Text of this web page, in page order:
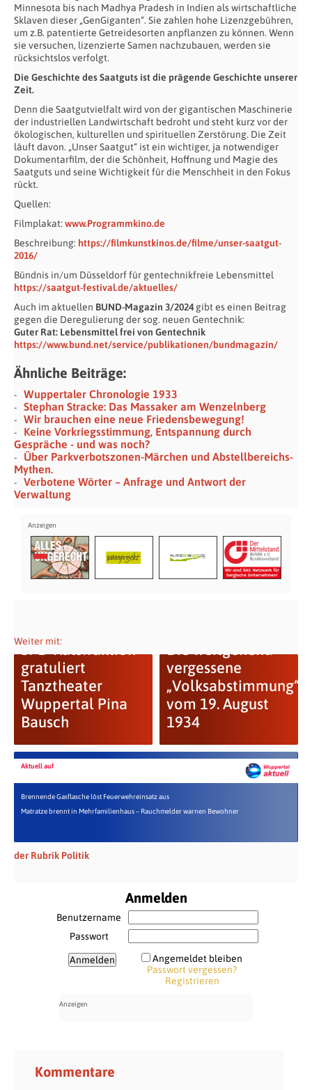
Minnesota bis nach Madhya Pradesh in Indien als wirtschaftliche
Sklaven dieser „GenGiganten“. Sie zahlen hohe Lizenzgebühren,
um z.B. patentierte Getreidesorten anpflanzen zu können. Wenn
sie versuchen, lizenzierte Samen nachzubauen, werden sie
rücksichtslos verfolgt.
Die Geschichte des Saatguts ist die prägende Geschichte unserer
Zeit.
Denn die Saatgutvielfalt wird von der gigantischen Maschinerie
der industriellen Landwirtschaft bedroht und steht kurz vor der
ökologischen, kulturellen und spirituellen Zerstörung. Die Zeit
läuft davon. „Unser Saatgut“ ist ein wichtiger, ja notwendiger
Dokumentarfilm, der die Schönheit, Hoffnung und Magie des
Saatguts und seine Wichtigkeit für die Menschheit in den Fokus
rückt.
Quellen:
Filmplakat: www.Programmkino.de
Beschreibung: https://filmkunstkinos.de/filme/unser-saatgut-
2016/
Bündnis in/um Düsseldorf für gentechnikfreie Lebensmittel
https://saatgut-festival.de/aktuelles/
Auch im aktuellen BUND-Magazin 3/2024gibt es einen Beitrag
gegen die Deregulierung der sog. neuen Gentechnik:
Guter Rat: Lebensmittel frei von Gentechnik
https://www.bund.net/service/publikationen/bundmagazin/
Ähnliche Beiträge:
Wuppertaler Chronologie 1933
Stephan Stracke: Das Massaker am Wenzelnberg
Wir brauchen eine neue Friedensbewegung!
Keine Vorkriegsstimmung, Entspannung durch
Gespräche - und was noch?
Über Parkverbotszonen-Märchen und Abstellbereichs-
Mythen.
Verbotene Wörter – Anfrage und Antwort der
Verwaltung
Weiter mit:
SPD-Ratsfraktion
gratuliert
Tanztheater
Wuppertal Pina
Bausch
Die weitgehend
vergessene
„Volksabstimmung“
vom 19. August
1934
Aktuell auf
Brennende Gasflasche löst Feuerwehreinsatz aus
Matratze brennt in Mehrfamilienhaus – Rauchmelder warnen Bewohner
der Rubrik Politik
Anmelden
Benutzername
Passwort
Angemeldet bleiben
Passwort vergessen?
Registrieren
Kommentare